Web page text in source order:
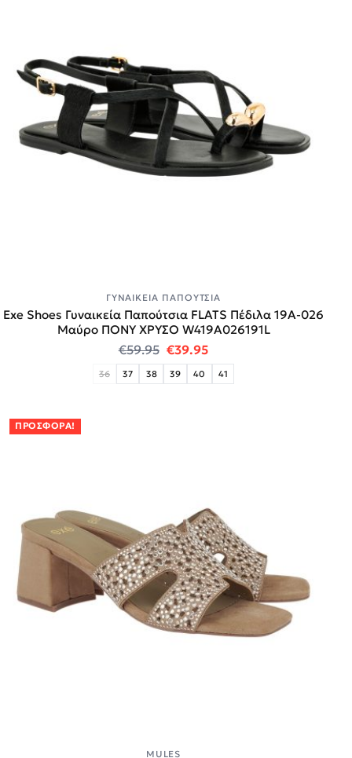
ΓΥΝΑΙΚΕΊΑ ΠΑΠΟΎΤΣΙΑ
Exe Shoes Γυναικεία Παπούτσια FLATS Πέδιλα 19A-026
Μαύρο ΠΟΝΥ ΧΡΥΣΟ W419A026191L
€59.95 Original price was: €59.95.
€39.95Η τρέχουσα τιμή
36 37 38 39 40 41
ΠΡΟΣΦΟΡΆ!
MULES